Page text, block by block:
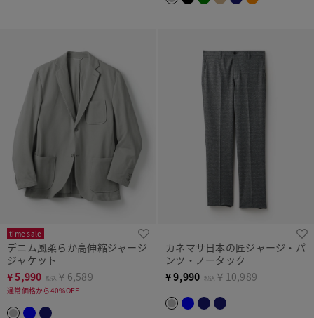
time sale
デニム風柔らか高伸縮ジャージ
ジャケット
¥5,990 税込 ￥6,589
通常価格から40%OFF
カネマサ日本の匠ジャージ・パ
ンツ・ノータック
¥9,990 税込 ￥10,989